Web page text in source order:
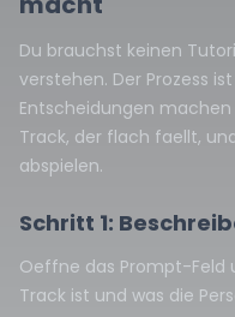
Du brauchst keinen
verstehen. Der Prozess
Entscheidungen
Track, der flach faellt,
abspielen.
Schritt 1:
Oeffne das Prompt-Feld
Track ist und was die